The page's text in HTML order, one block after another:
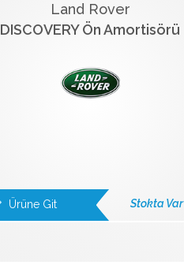
Land Rover
DISCOVERY Ön Amortisörü
Ürüne Git Stokta Var